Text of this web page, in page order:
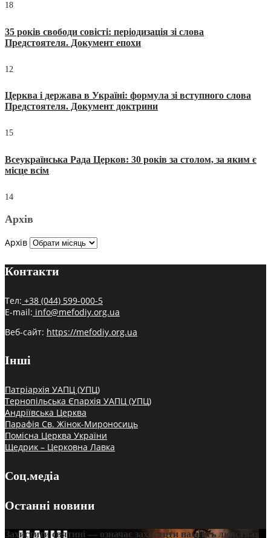
18
35 років свободи совісті: періодизація зі слова
Предстоятеля. Документ епохи
12
Церква і держава в Україні: формула зі вступного слова
Предстоятеля. Документ доктрини
15
Всеукраїнська Рада Церков: 30 років за столом, за яким є
місце всім
14
Архів
Архів
Контакти
Тел: +38 (044) 599-000-5
E-mail: info@mefodiy.org.ua
Веб-сайт: https://mefodiy.org.ua
Інші
Патріархія УАПЦ (УПЦ)
Тернопільська Єпархія УАПЦ (УПЦ)
Андріївська Церква
Парафія Св. Жінок-Мироносиць
Помісна Церква України
Щедрик – Церковна Лавка
Соц.медіа
Останні новини
Захистити святині — означає захистити пам’ять людства: